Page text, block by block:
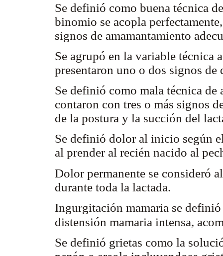
Se definió como buena técnica
binomio se acopla
signos de amamantamiento
Se agrupó en la variable técnica
presentaron uno o dos signos
Se definió como mala técnica
contaron con tres o más signos
de la postura y la succión del
Se definió dolor al inicio según
al prender al recién nacido al
Dolor permanente se consideró
durante toda la lactada.
Ingurgitación mamaria se
distensión mamaria intensa,
Se definió grietas como la